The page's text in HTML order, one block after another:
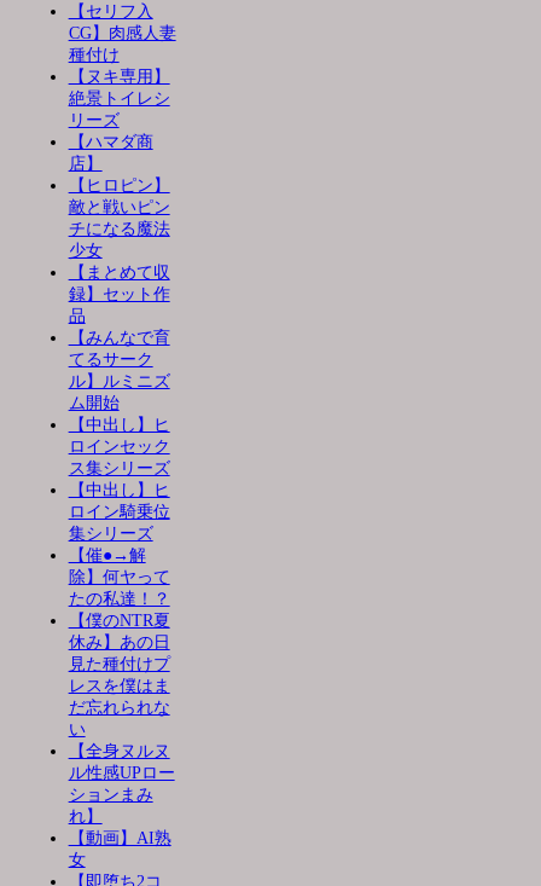
【セリフ入
CG】肉感人妻
種付け
【ヌキ専用】
絶景トイレシ
リーズ
【ハマダ商
店】
【ヒロピン】
敵と戦いピン
チになる魔法
少女
【まとめて収
録】セット作
品
【みんなで育
てるサーク
ル】ルミニズ
ム開始
【中出し】ヒ
ロインセック
ス集シリーズ
【中出し】ヒ
ロイン騎乗位
集シリーズ
【催●→解
除】何ヤって
たの私達！？
【僕のNTR夏
休み】あの日
見た種付けプ
レスを僕はま
だ忘れられな
い
【全身ヌルヌ
ル性感UPロー
ションまみ
れ】
【動画】AI熟
女
【即堕ち2コ